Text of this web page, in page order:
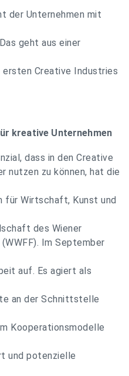
der Unternehmen mit
geht aus einer
Creative Industries
kreative Unternehmen
dass in den Creative
nutzen zu können, hat die
für Wirtschaft, Kunst und
des Wiener
Im September
auf. Es agiert als
an der Schnittstelle
Kooperationsmodelle
und potenzielle